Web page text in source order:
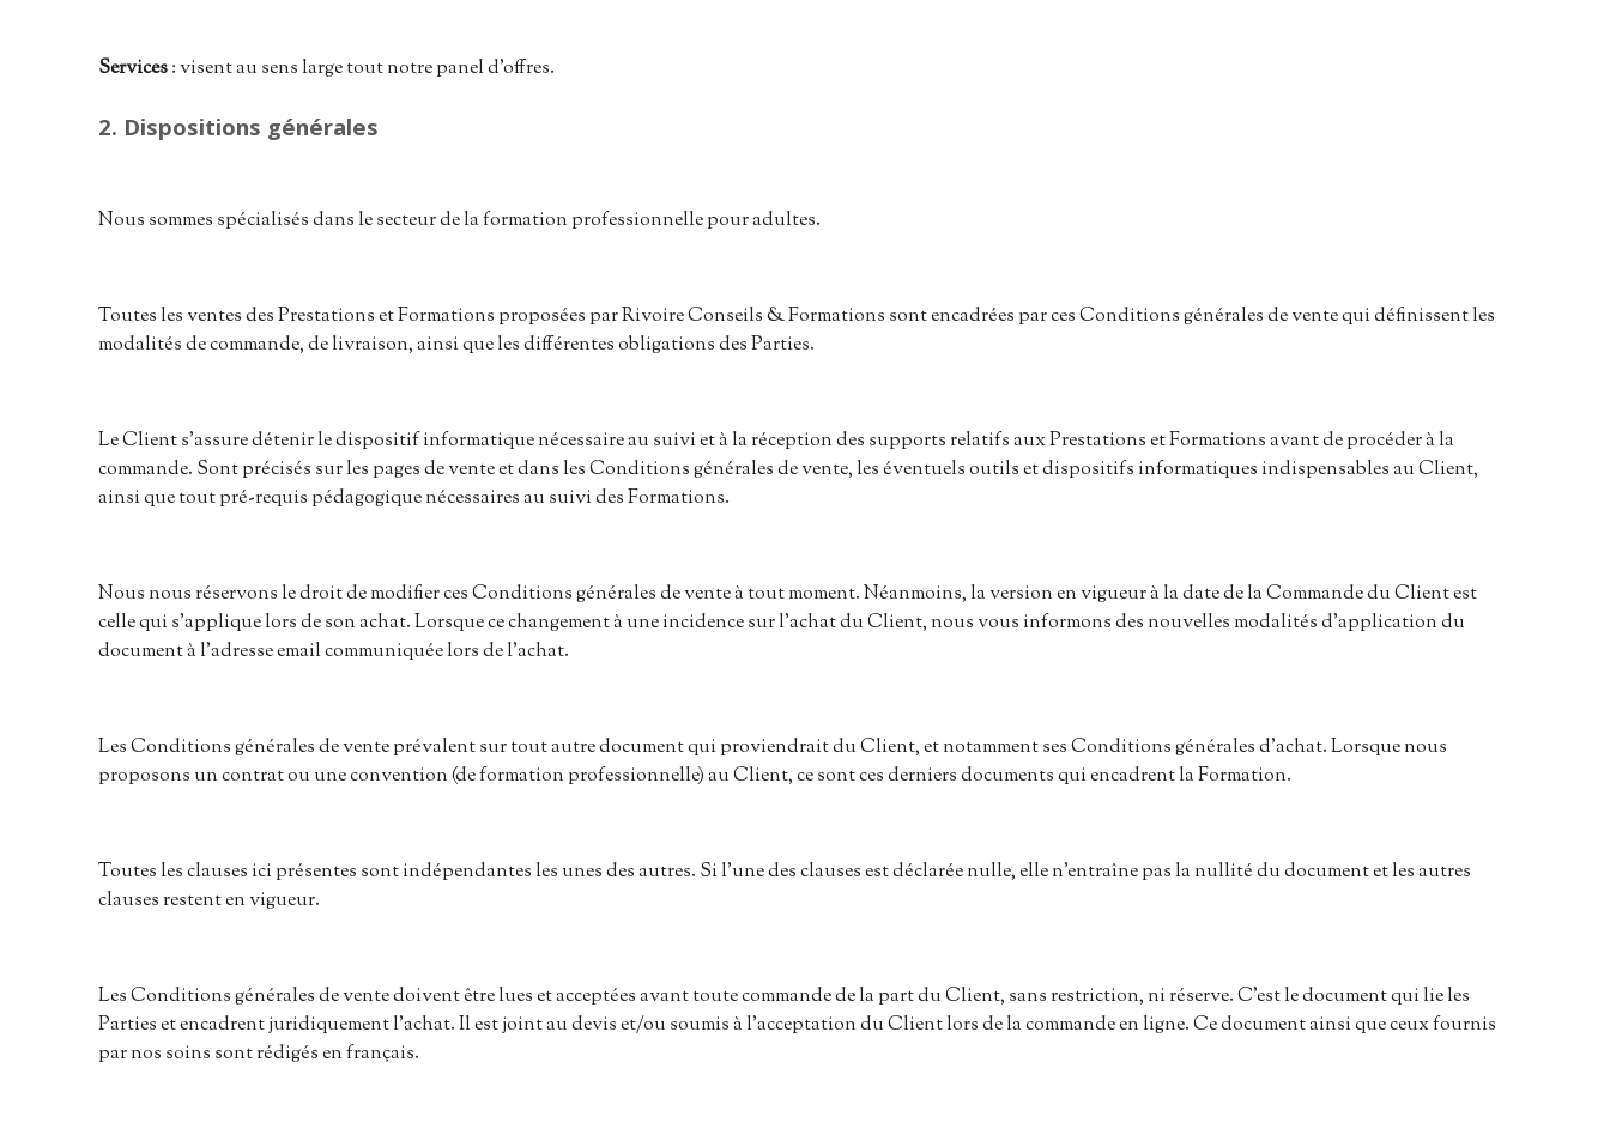
Services: visent au sens large tout notre panel d’offres.
2. Dispositions générales
Nous sommes spécialisés dans le secteur de la formation professionnelle pour adultes.
Toutes les ventes des Prestations et Formations proposées par Rivoire Conseils & Formations sont encadrées par ces Conditions générales de vente qui définissent les
modalités de commande, de livraison, ainsi que les différentes obligations des Parties.
Le Client s’assure détenir le dispositif informatique nécessaire au suivi et à la réception des supports relatifs aux Prestations et Formations avant de procéder à la
commande. Sont précisés sur les pages de vente et dans les Conditions générales de vente, les éventuels outils et dispositifs informatiques indispensables au Client,
ainsi que tout pré-requis pédagogique nécessaires au suivi des Formations.
Nous nous réservons le droit de modifier ces Conditions générales de vente à tout moment. Néanmoins, la version en vigueur à la date de la Commande du Client est
celle qui s’applique lors de son achat. Lorsque ce changement à une incidence sur l’achat du Client, nous vous informons des nouvelles modalités d’application du
document à l’adresse email communiquée lors de l’achat.
Les Conditions générales de vente prévalent sur tout autre document qui proviendrait du Client, et notamment ses Conditions générales d’achat. Lorsque nous
proposons un contrat ou une convention (de formation professionnelle) au Client, ce sont ces derniers documents qui encadrent la Formation.
Toutes les clauses ici présentes sont indépendantes les unes des autres. Si l'une des clauses est déclarée nulle, elle n’entraîne pas la nullité du document et les autres
clauses restent en vigueur.
Les Conditions générales de vente doivent être lues et acceptées avant toute commande de la part du Client, sans restriction, ni réserve. C’est le document qui lie les
Parties et encadrent juridiquement l’achat. Il est joint au devis et/ou soumis à l’acceptation du Client lors de la commande en ligne. Ce document ainsi que ceux fournis
par nos soins sont rédigés en français.